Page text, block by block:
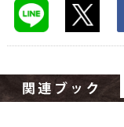
大学・専門学校
ハイスクールナビ
小・中学校ナビ